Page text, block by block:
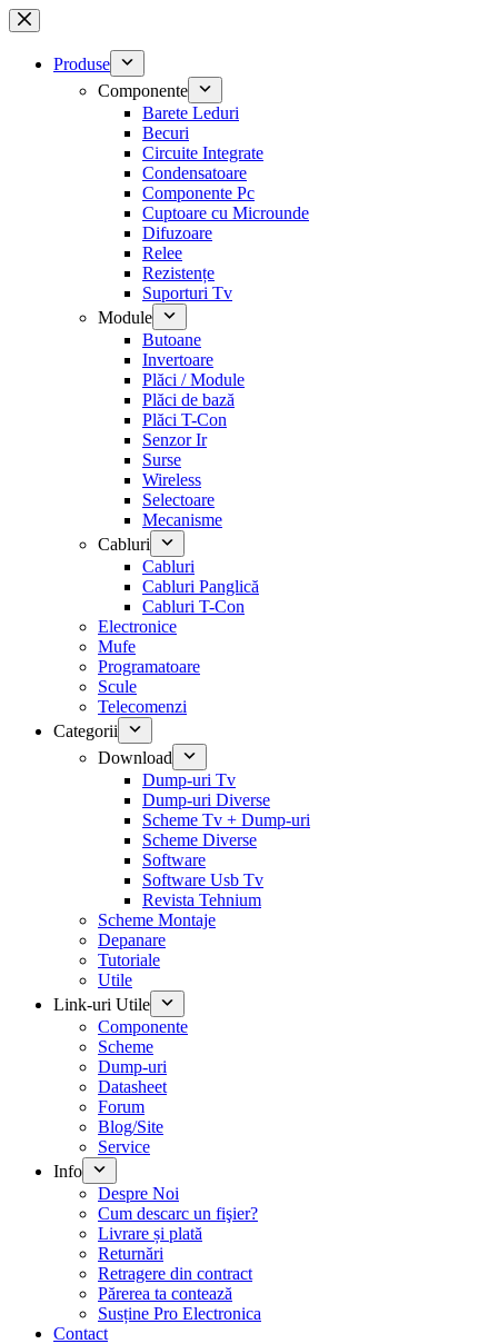
Sari
la
conținutProduse
Componente
Barete Leduri
Becuri
Circuite Integrate
Condensatoare
Componente Pc
Cuptoare cu Microunde
Difuzoare
Relee
Rezistențe
Suporturi Tv
Module
Butoane
Invertoare
Plăci / Module
Plăci de bază
Plăci T-Con
Senzor Ir
Surse
Wireless
Selectoare
Mecanisme
Cabluri
Cabluri
Cabluri Panglică
Cabluri T-Con
Electronice
Mufe
Programatoare
Scule
Telecomenzi
Categorii
Download
Dump-uri Tv
Dump-uri Diverse
Scheme Tv + Dump-uri
Scheme Diverse
Software
Software Usb Tv
Revista Tehnium
Scheme Montaje
Depanare
Tutoriale
Utile
Link-uri Utile
Componente
Scheme
Dump-uri
Datasheet
Forum
Blog/Site
Service
Info
Despre Noi
Cum descarc un fişier?
Livrare și plată
Returnări
Retragere din contract
Părerea ta contează
Susține Pro Electronica
Contact